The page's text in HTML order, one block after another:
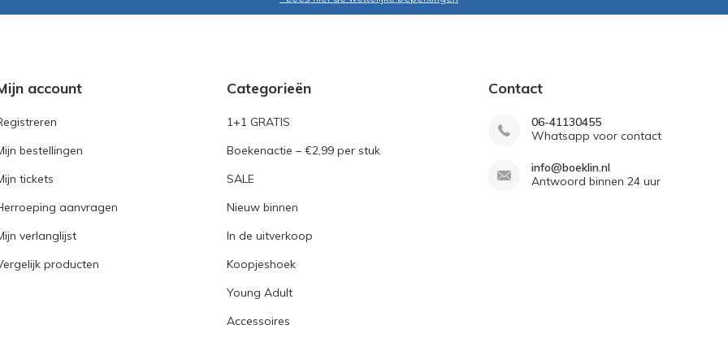
account
bestellingen
tickets
aanvragen
verlanglijst
producten
Categorieën
1+1 GRATIS
Boekenactie – €2,99 per stuk
SALE
Nieuw binnen
In de uitverkoop
Koopjeshoek
Young Adult
Accessoires
Contact
06-41130455
Whatsapp voor contact
info@boeklin.nl
Antwoord binnen 24 uur